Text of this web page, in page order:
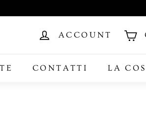
ACCOUNT
CONTATTI LA